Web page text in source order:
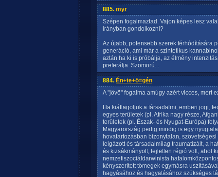
885. myr
Szépen fogalmaztad. Vajon képes lesz
irányban gondolkozni?
Az újabb, potensebb szerek térhódítására
generáció, ami már a szintetikus
aztán ha ki is próbálja, az élmény
preferálja. Szomorú...
884. Én+te+ö=gén
A "jövö" fogalma amúgy azért vicces, mert
Ha kiátlagoljuk a társadalmi, emberi jogi,
egyes területek (pl. Afrika nagy része,
területek (pl. Észak- és Nyugat-Európa)
Magyarország pedig mindig is egy
hovatartozásban bizonytalan,
leigázott és társadalmilag traumatizált, a
és kizsákmányolt, fejletlen régió volt, ahol
nemzetiszociáldarwinista
kényszerített tömegek egymásra
hagyásához és hagyatásához szükséges